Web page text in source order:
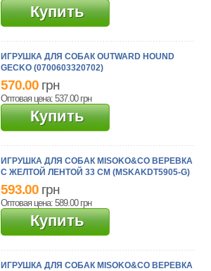
Купить
ИГРУШКА ДЛЯ СОБАК OUTWARD HOUND
GEСKO (0700603320702)
570.00 грн
Оптовая цена: 537.00 грн
Купить
ИГРУШКА ДЛЯ СОБАК MISOKO&CO ВЕРЕВКА
С ЖЕЛТОЙ ЛЕНТОЙ 33 СМ (MSKAKDT5905-G)
593.00 грн
Оптовая цена: 589.00 грн
Купить
ИГРУШКА ДЛЯ СОБАК MISOKO&CO ВЕРЕВКА